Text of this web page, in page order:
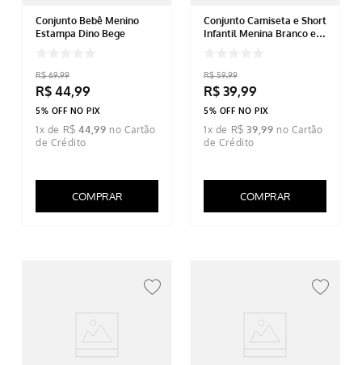
Conjunto Bebê Menino
Estampa Dino Bege
R$ 69,99
R$ 44,99
5% OFF NO PIX
1x de R$ 44,99
COMPRAR
Conjunto Camiseta e Short
Infantil Menina Branco e
R$ 59,99
R$ 39,99
5% OFF NO PIX
1x de R$ 39,99
COMPRAR